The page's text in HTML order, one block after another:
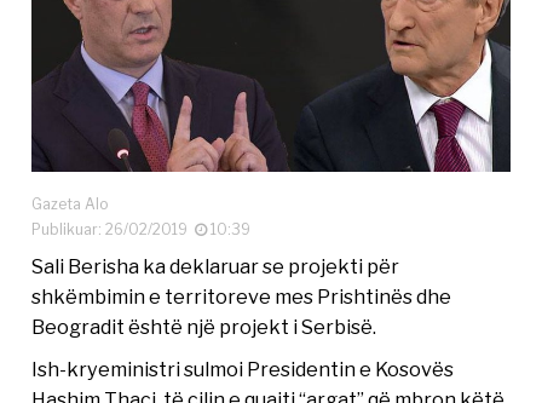
Gazeta Alo
Publikuar: 26/02/2019
10:39
Sali Berisha ka deklaruar se projekti për
shkëmbimin e territoreve mes Prishtinës dhe
Beogradit është një projekt i Serbisë.
Ish-kryeministri sulmoi Presidentin e Kosovës